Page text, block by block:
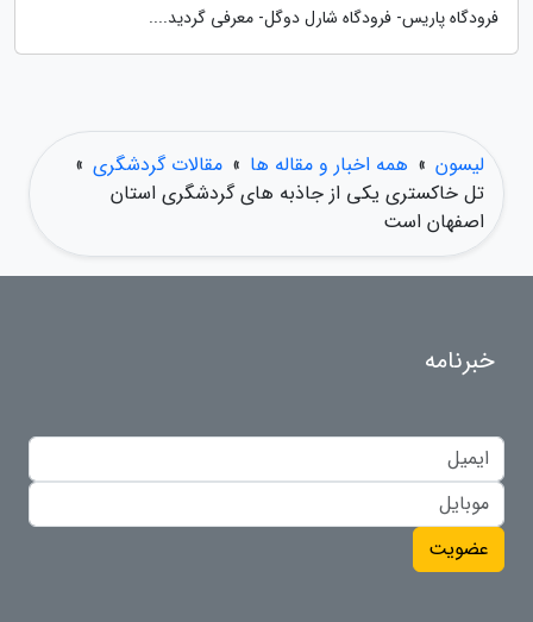
فرودگاه پاریس- فرودگاه شارل دوگل- معرفی گردید....
لیسون » همه اخبار و مقاله ها » مقالات گردشگری »
تل خاکستری یکی از جاذبه های گردشگری استان
اصفهان است
خبرنامه
عضویت